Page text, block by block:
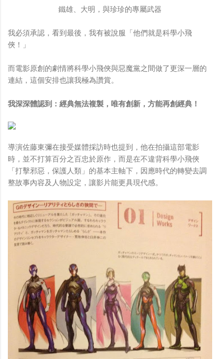
鐵雄、大明，與珍珍的專屬武器
我必須承認，看到最後，我有被說服「他們就是科學小飛
俠！」
而電影原創的劇情將科學小飛俠與惡魔黨之間做了更深一層的
連結，這個安排也讓我極為讚賞。
我深深體認到：經典無法複製，唯有創新，方能再創經典！
導演佐藤東彌在接受媒體採訪時也提到，他在拍攝這部電影
時，並不打算百分之百忠於原作，而是在不違背科學小飛俠
「打擊邪惡，保護人類」的基本主軸下，因應時代的轉變去調
整故事內容及人物設定，讓影片能更具現代感。